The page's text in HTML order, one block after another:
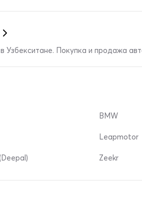
Узбекситане. Покупка и продажа
BMW
Leapmotor
Zeekr